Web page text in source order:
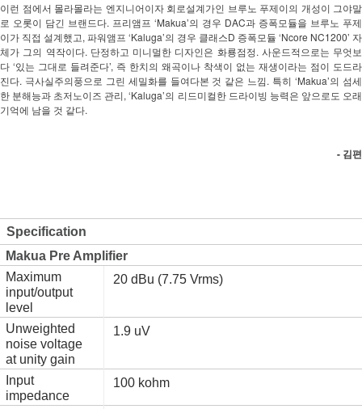
이런 점에서 몰라몰라는 엔지니어이자 회로설계가인 브루노 푸제이의 개성이 그야말
로 오롯이 담긴 브랜드다. 프리앰프 ‘Makua’의 경우 DAC과 증폭모듈을 브루노 푸제
이가 직접 설계했고, 파워앰프 ‘Kaluga’의 경우 클래스D 증폭모듈 ‘Ncore NC1200’ 자
체가 그의 역작이다. 단정하고 미니멀한 디자인은 화룡점정. 사운드적으로는 무엇보
다 ‘있는 그대로 들려준다’, 즉 한치의 왜곡이나 착색이 없는 재생이라는 점이 도드라
진다. 극사실주의풍으로 그린 세밀화를 들여다본 것 같은 느낌. 특히 ‘Makua’의 섬세
한 분해능과 초저노이즈 관리, ‘Kaluga’의 리드미컬한 드라이빙 능력은 앞으로도 오래
기억에 남을 것 같다.
- 김편
Specification
Makua Pre Amplifier
Maximum
input/output
level
20 dBu (7.75 Vrms)
Unweighted
noise voltage
at unity gain
1.9 uV
Input
impedance
100 kohm